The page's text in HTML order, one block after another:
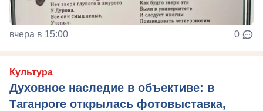
вчера в 15:00 0
Культура
Духовное наследие в объективе: в
Таганроге открылась фотовыставка,